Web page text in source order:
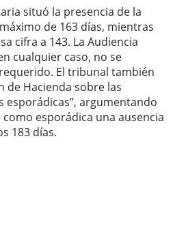
situó la presencia de la
de 163 días, mientras
cifra a 143. La Audiencia
cualquier caso, no se
El tribunal también
de Hacienda sobre las
esporádicas”, argumentando
esporádica una ausencia
183 días.